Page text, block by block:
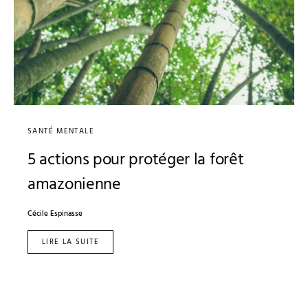
SANTÉ MENTALE
5 actions pour protéger la forêt
amazonienne
Cécile Espinasse
LIRE LA SUITE